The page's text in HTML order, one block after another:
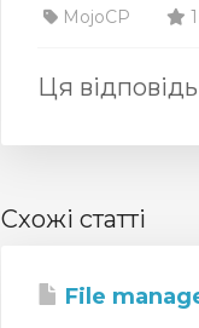
MojoCP
Ця
Схожі статті
File